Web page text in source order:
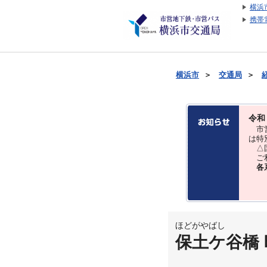
横浜
携帯
横浜市 ＞ 交通局 ＞
令和
市
は特
△国
ご
各
ほどがやばし
保土ケ谷橋